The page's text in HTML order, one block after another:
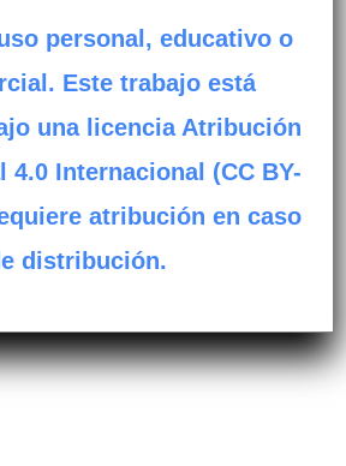
personal, educativo o
Este trabajo está
una licencia Atribución
4.0 Internacional (CC BY-
atribución en caso
distribución.